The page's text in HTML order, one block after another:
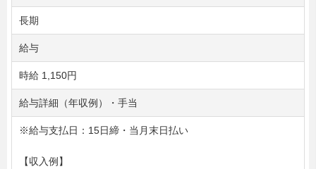
長期
給与
時給 1,150円
給与詳細（年収例）・手当
※給与支払日：15日締・当月末日払い
【収入例】